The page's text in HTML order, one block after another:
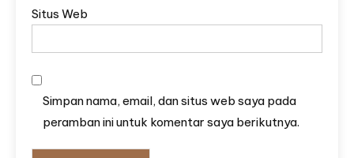
Situs Web
Simpan nama, email, dan situs web saya pada
peramban ini untuk komentar saya berikutnya.